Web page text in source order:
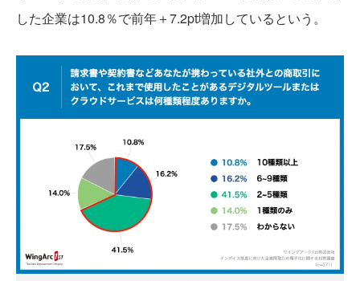
した企業は10.8％で前年＋7.2pt増加しているという。